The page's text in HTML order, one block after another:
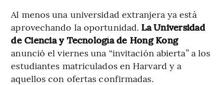
Al menos una universidad extranjera ya está
aprovechando la oportunidad. La Universidad
de Ciencia y Tecnología de Hong Kong
anunció el viernes una “invitación abierta” a los
estudiantes matriculados en Harvard y a
aquellos con ofertas confirmadas.